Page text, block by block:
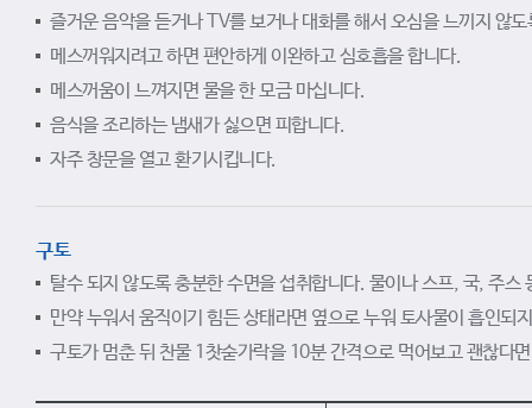
즐거운 음악을 듣거나 TV를 보거나 대화를 해서 오심을 느끼지 않
메스꺼워지려고 하면 편안하게 이완하고 심호흡을 합니다.
메스꺼움이 느껴지면 물을 한 모금 마십니다.
음식을 조리하는 냄새가 싫으면 피합니다.
자주 창문을 열고 환기시킵니다.
구토
탈수 되지 않도록 충분한 수면을 섭취합니다. 물이나 스프, 국, 주
만약 누워서 움직이기 힘든 상태라면 옆으로 누워 토사물이 흡인되
구토가 멈춘 뒤 찬물 1찻숟가락을 10분 간격으로 먹어보고 괜찮다